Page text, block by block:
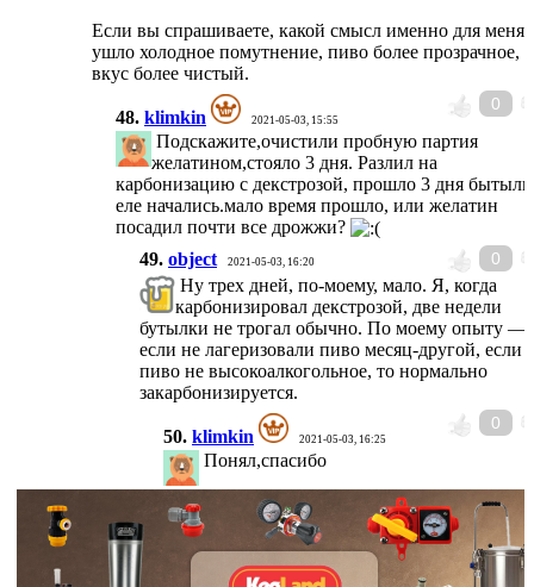
Если вы спрашиваете, какой смысл именно для
ушло холодное помутнение, пиво более прозрачное,
вкус более чистый.
0
48. klimkin 2021-05-03, 15:55
Подскажите,очистили пробную партия
желатином,стояло 3 дня. Разлил на
карбонизацию с декстрозой, прошло 3 дня
еле начались.мало время прошло, или желатин
посадил почти все дрожжи?
0
49. object 2021-05-03, 16:20
Ну трех дней, по-моему, мало. Я, когда
карбонизировал декстрозой, две недели
бутылки не трогал обычно. По моему опыту —
если не лагеризовали пиво месяц-другой, если
пиво не высокоалкогольное, то нормально
закарбонизируется.
0
50. klimkin 2021-05-03, 16:25
Понял,спасибо